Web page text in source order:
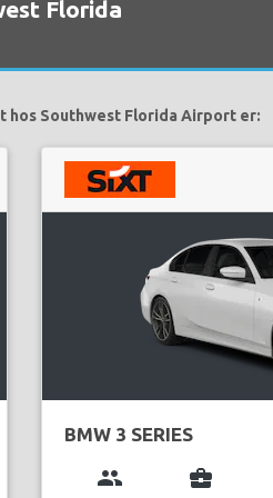
Florida
Southwest Florida Airport er:
BMW 3 SERIES
group business_center